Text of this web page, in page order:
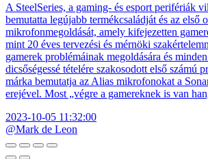
A SteelSeries, a gaming- és esport perifériák
bemutatta legújabb termékcsaládját és az első
mikrofonmegoldását, amely kifejezetten
mint 20 éves tervezési és mérnöki
gamerek problémáinak megoldására és
dicsőségessé tételére szakosodott első számú
márka bemutatja az Alias mikrofonokat a
erejével. Most „végre a gamereknek is van
2023-10-05 11:32:00
@Mark de Leon